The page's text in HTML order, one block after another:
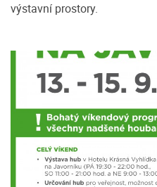
výstavní prostory.